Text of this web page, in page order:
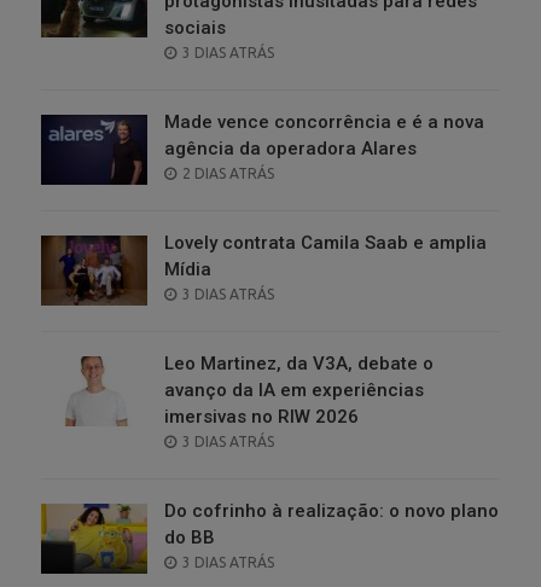
sociais
POSTED
3 DIAS ATRÁS
Made vence concorrência e é a nova
agência da operadora Alares
POSTED
2 DIAS ATRÁS
Lovely contrata Camila Saab e amplia
Mídia
POSTED
3 DIAS ATRÁS
Leo Martinez, da V3A, debate o
avanço da IA em experiências
imersivas no RIW 2026
POSTED
3 DIAS ATRÁS
Do cofrinho à realização: o novo plano
do BB
POSTED
3 DIAS ATRÁS